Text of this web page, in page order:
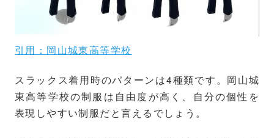
引用：岡山城東高等学校
スラックス着用時のパターンは4種類です。岡山城
東高等学校の制服は自由度が高く、自分の個性を
表現しやすい制服だと言えるでしょう。